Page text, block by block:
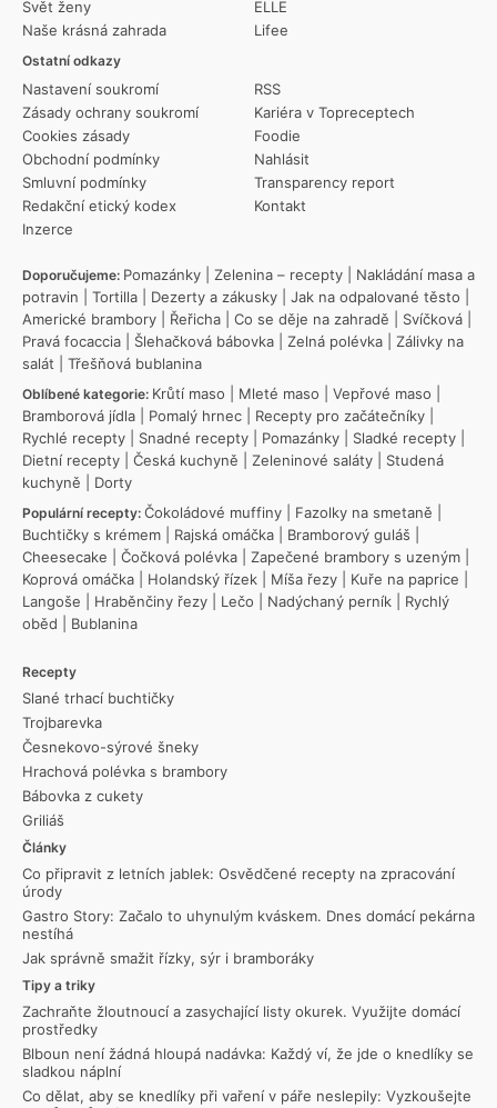
Svět ženy
Naše krásná zahrada
Ostatní odkazy
Nastavení soukromí
Zásady ochrany soukromí
Cookies zásady
Obchodní podmínky
Smluvní podmínky
Redakční etický kodex
Inzerce
RSS
Kariéra v Topreceptech
Foodie
Nahlásit
Transparency report
Kontakt
ELLE
Lifee
Doporučujeme: Pomazánky Zelenina – recepty
Nakládání masa a
potravin
Tortilla Dezerty a zákusky Jak na odpalované těsto
Americké brambory
Řeřicha Co se děje na zahradě Svíčková
Pravá focaccia
Šlehačková bábovka Zelná polévka
Zálivky na
salát
Třešňová bublanina
Oblíbené kategorie: Krůtí maso Mleté maso Vepřové maso
Bramborová jídla
Pomalý hrnec Recepty pro začátečníky
Rychlé recepty
Snadné recepty Pomazánky Sladké recepty
Dietní recepty
Česká kuchyně Zeleninové saláty
Studená
kuchyně
Dorty
Populární recepty: Čokoládové muffiny Fazolky na smetaně
Buchtičky s krémem
Rajská omáčka Bramborový guláš
Cheesecake
Čočková polévka Zapečené brambory s uzeným
Koprová omáčka
Holandský řízek Míša řezy Kuře na paprice
Langoše
Hraběnčiny řezy Lečo Nadýchaný perník
Rychlý
oběd
Bublanina
Recepty
Slané trhací buchtičky
Trojbarevka
Česnekovo-sýrové šneky
Hrachová polévka s brambory
Bábovka z cukety
Griliáš
Články
Co připravit z letních jablek: Osvědčené recepty na zpracování
úrody
Gastro Story: Začalo to uhynulým kváskem. Dnes domácí pekárna
nestíhá
Jak správně smažit řízky, sýr i bramboráky
Tipy a triky
Zachraňte žloutnoucí a zasychající listy okurek. Využijte domácí
prostředky
Blboun není žádná hloupá nadávka: Každý ví, že jde o knedlíky se
sladkou náplní
Co dělat, aby se knedlíky při vaření v páře neslepily: Vyzkoušejte